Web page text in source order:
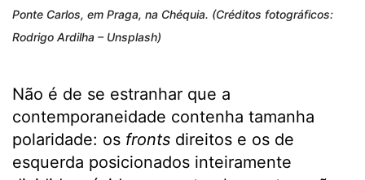
Ponte Carlos, em Praga, na Chéquia. (Créditos fotográficos:
Rodrigo Ardilha – Unsplash)
Não é de se estranhar que a
contemporaneidade contenha tamanha
polaridade: os fronts direitos e os de
esquerda posicionados inteiramente